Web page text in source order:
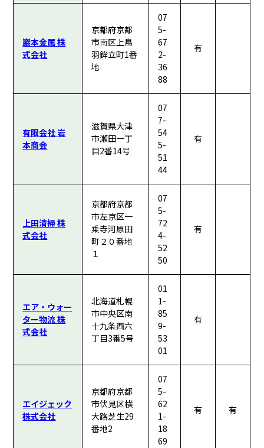
巖本金属 株
式会社
京都府京都
市南区上鳥
羽鉾立町1番
地
07
5-
67
2-
36
88
有
有限会社 岩
本商会
滋賀県大津
市瀬田一丁
目2番14号
07
7-
54
5-
51
44
有
上田清掃 株
式会社
京都府京都
市左京区一
乗寺河原田
町２０番地
１
07
5-
72
4-
52
50
有
エア・ウォー
ター物流 株
式会社
北海道札幌
市中央区南
十九条西六
丁目3番5号
01
1-
85
9-
53
01
有
エイジェック
株式会社
京都府京都
市伏見区横
大路芝生29
番地2
07
5-
62
1-
18
69
有 有